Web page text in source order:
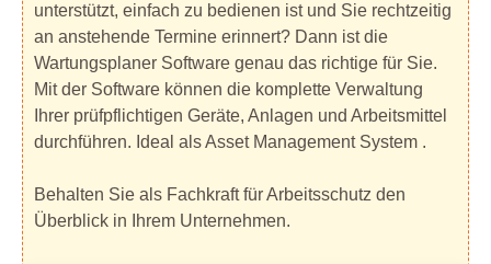
unterstützt, einfach zu bedienen ist und Sie rechtzeitig
an anstehende Termine erinnert? Dann ist die
Wartungsplaner Software genau das richtige für Sie.
Mit der Software können die komplette Verwaltung
Ihrer prüfpflichtigen Geräte, Anlagen und Arbeitsmittel
durchführen. Ideal als Asset Management System .
Behalten Sie als Fachkraft für Arbeitsschutz den
Überblick in Ihrem Unternehmen.